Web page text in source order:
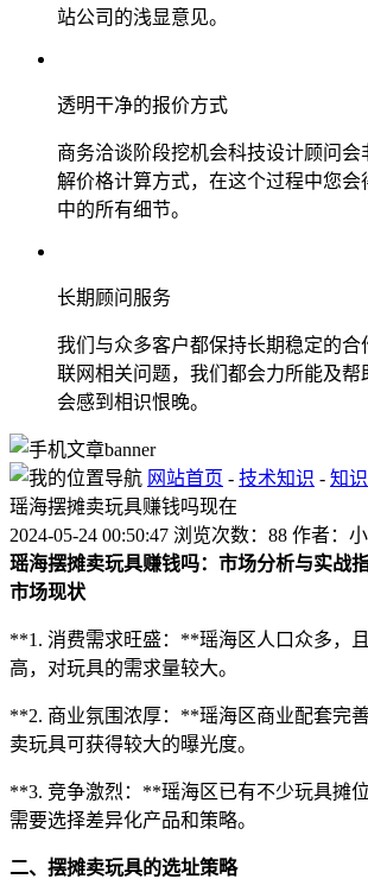
站公司的浅显意见。
透明干净的报价方式
商务洽谈阶段挖机会科技设计顾问会
解价格计算方式，在这个过程中您会
中的所有细节。
长期顾问服务
我们与众多客户都保持长期稳定的合
联网相关问题，我们都会力所能及帮
会感到相识恨晚。
网站首页 - 技术知识 - 知
瑶海摆摊卖玩具赚钱吗现在
2024-05-24 00:50:47 浏览次数：88 作者：
瑶海摆摊卖玩具赚钱吗：市场分析与实战
市场现状
**1. 消费需求旺盛：**瑶海区人口众多，
高，对玩具的需求量较大。
**2. 商业氛围浓厚：**瑶海区商业配套完
卖玩具可获得较大的曝光度。
**3. 竞争激烈：**瑶海区已有不少玩具摊
需要选择差异化产品和策略。
二、摆摊卖玩具的选址策略